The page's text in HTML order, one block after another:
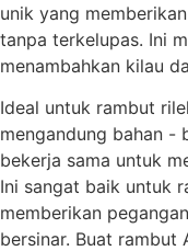
unik yang
tanpa terkelupas. Ini
menambahkan kilau
Ideal untuk rambut
mengandung bahan -
bekerja sama untuk
Ini sangat baik untuk
memberikan
bersinar. Buat rambut